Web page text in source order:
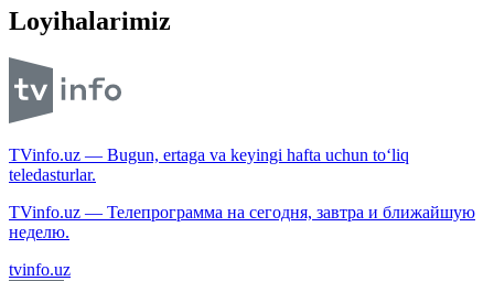
Loyihalarimiz
TVinfo.uz — Bugun, ertaga va keyingi hafta uchun to‘liq
teledasturlar.
TVinfo.uz — Телепрограмма на сегодня, завтра и ближайшую
неделю.
tvinfo.uz